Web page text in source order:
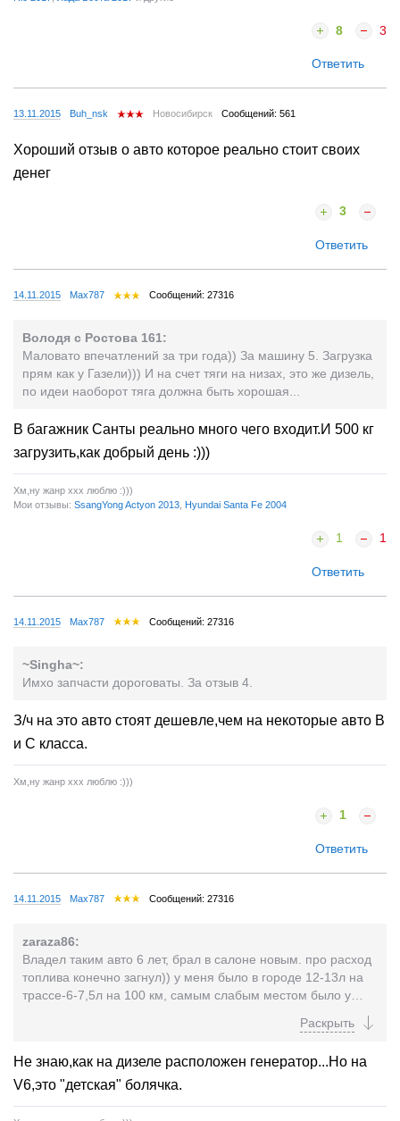
8 3
Ответить
13.11.2015 Buh_nsk Новосибирск Сообщений: 561
Хороший отзыв о авто которое реально стоит своих
денег
3
Ответить
14.11.2015 Max787 Сообщений: 27316
Володя с Ростова 161:
Маловато впечатлений за три года)) За машину 5. Загрузка
прям как у Газели))) И на счет тяги на низах, это же дизель,
по идеи наоборот тяга должна быть хорошая...
В багажник Санты реально много чего входит.И 500 кг
загрузить,как добрый день :)))
Хм,ну жанр xxx люблю :)))
Мои отзывы: SsangYong Actyon 2013 Hyundai Santa Fe 2004
1 1
Ответить
14.11.2015 Max787 Сообщений: 27316
~Singha~:
Имхо запчасти дороговаты. За отзыв 4.
З/ч на это авто стоят дешевле,чем на некоторые авто B
и C класса.
Хм,ну жанр xxx люблю :)))
1
Ответить
14.11.2015 Max787 Сообщений: 27316
zaraza86:
Владел таким авто 6 лет, брал в салоне новым. про расход
топлива конечно загнул)) у меня было в городе 12-13л на
трассе-6-7,5л на 100 км, самым слабым местом было у
Санты передняя подвеска, менял практически каждый год-
полтора (может мороза боится) за все время владения
спалила по глупости, решила до дома доехать когда
заклинил) беда еще у Санты это развальные болты
Не знаю,как на дизеле расположен генератор...Но на
V6,это "детская" болячка.